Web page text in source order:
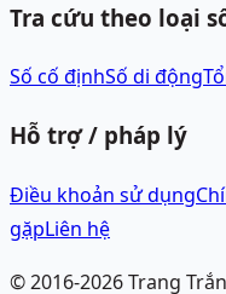
Tra cứu theo loại
Số cố địnhSố di động
Hỗ trợ / pháp lý
Điều khoản sử dụng
gặpLiên hệ
© 2016-2026Trang